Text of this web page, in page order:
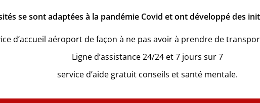
se sont adaptées à la pandémie Covid et ont développé des
d’accueil aéroport de façon à ne pas avoir à prendre de
Ligne d’assistance 24/24 et 7 jours sur 7
service d’aide gratuit conseils et santé mentale.